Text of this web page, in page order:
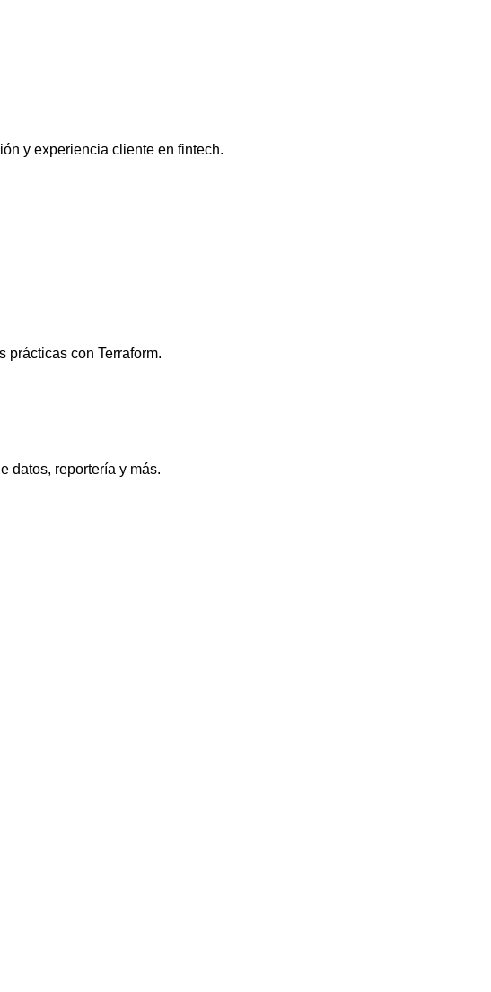
y experiencia cliente en fintech.
prácticas con Terraform.
datos, reportería y más.